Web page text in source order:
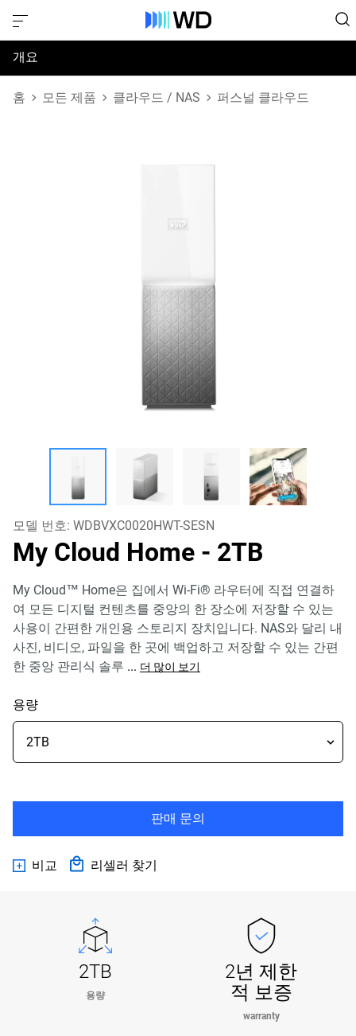
개요
사양
홈 모든 제품 클라우드 / NAS 퍼스널 클라우드
모델 번호: WDBVXC0020HWT-SESN
My Cloud Home - 2TB
My Cloud™ Home은 집에서 Wi-Fi® 라우터에 직접 연결하
여 모든 디지털 컨텐츠를 중앙의 한 장소에 저장할 수 있는
사용이 간편한 개인용 스토리지 장치입니다. NAS와 달리 내
사진, 비디오, 파일을 한 곳에 백업하고 저장할 수 있는 간편
한 중앙 관리식 솔루 ... 더 많이 보기
용량
판매 문의
비교 리셀러 찾기
2TB
용량
2년 제한
적 보증
warranty